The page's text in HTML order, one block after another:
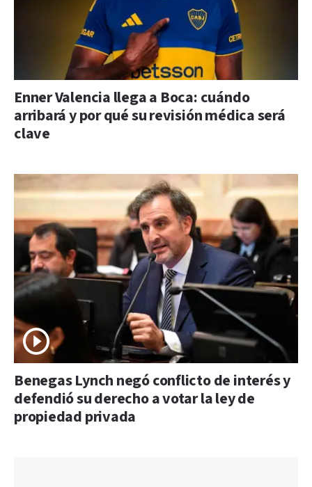
Enner Valencia llega a Boca: cuándo
arribará y por qué su revisión médica será
clave
Benegas Lynch negó conflicto de interés y
defendió su derecho a votar la ley de
propiedad privada